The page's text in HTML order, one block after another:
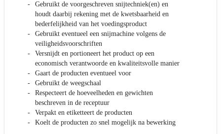
Gebruikt de voorgeschreven snijtechniek(en) en
houdt daarbij rekening met de kwetsbaarheid en
bederfelijkheid van het voedingsproduct
Gebruikt eventueel een snijmachine volgens de
veiligheidsvoorschriften
Versnijdt en portioneert het product op een
economisch verantwoorde en kwaliteitsvolle manier
Gaart de producten eventueel voor
Gebruikt de weegschaal
Respecteert de hoeveelheden en gewichten
beschreven in de receptuur
Verpakt en etiketteert de producten
Koelt de producten zo snel mogelijk na bewerking